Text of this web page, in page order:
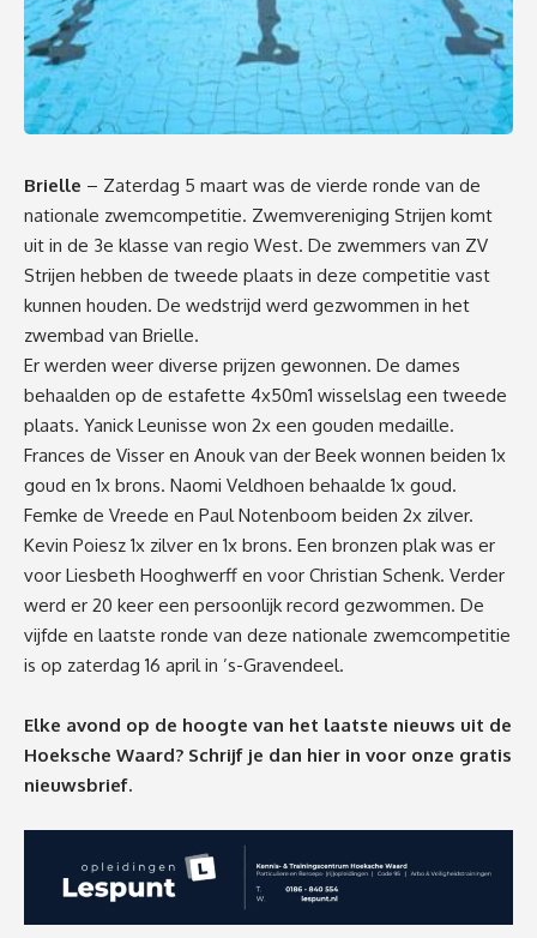
Brielle – Zaterdag 5 maart was de vierde ronde van de
nationale zwemcompetitie. Zwemvereniging Strijen komt
uit in de 3e klasse van regio West. De zwemmers van ZV
Strijen hebben de tweede plaats in deze competitie vast
kunnen houden. De wedstrijd werd gezwommen in het
zwembad van Brielle.
Er werden weer diverse prijzen gewonnen. De dames
behaalden op de estafette 4x50m1 wisselslag een tweede
plaats. Yanick Leunisse won 2x een gouden medaille.
Frances de Visser en Anouk van der Beek wonnen beiden 1x
goud en 1x brons. Naomi Veldhoen behaalde 1x goud.
Femke de Vreede en Paul Notenboom beiden 2x zilver.
Kevin Poiesz 1x zilver en 1x brons. Een bronzen plak was er
voor Liesbeth Hooghwerff en voor Christian Schenk. Verder
werd er 20 keer een persoonlijk record gezwommen. De
vijfde en laatste ronde van deze nationale zwemcompetitie
is op zaterdag 16 april in ’s-Gravendeel.
Elke avond op de hoogte van het laatste nieuws uit de
Hoeksche Waard? Schrijf je dan hier in voor onze gratis
nieuwsbrief.